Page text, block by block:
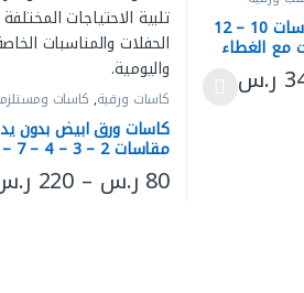
الخيارات على صفحة المنتج
زبدية ورق عدة مقاسات 10 – 12
ر.سنطاق السعر: من ⁦275 ر.س⁩ خلال ⁦345 ر.س⁩
المختلفة لهذا المنتج. يمكن اختيار
كاسات ورقية, كاسات
كاسات ورق ابيض بدون
اونز
80 ر.س –
220هناك العديد من